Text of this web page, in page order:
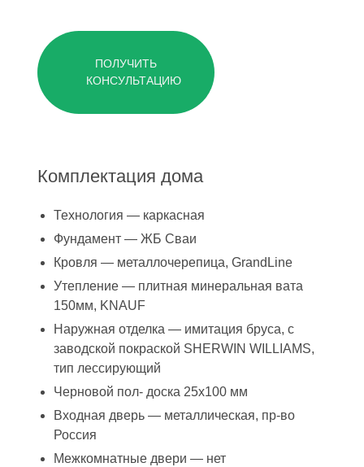
ПОЛУЧИТЬ
КОНСУЛЬТАЦИЮ
Комплектация дома
Технология — каркасная
Фундамент — ЖБ Сваи
Кровля — металлочерепица, GrandLine
Утепление — плитная минеральная вата
150мм, KNAUF
Наружная отделка — имитация бруса, с
заводской покраской SHERWIN WILLIAMS,
тип лессирующий
Черновой пол- доска 25х100 мм
Входная дверь — металлическая, пр-во
Россия
Межкомнатные двери — нет